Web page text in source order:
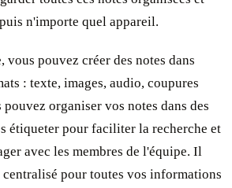
n'importe quel appareil.
vous pouvez créer des notes dans
: texte, images, audio, coupures
pouvez organiser vos notes dans des
étiqueter pour faciliter la recherche et
avec les membres de l'équipe. Il
pour toutes vos informations